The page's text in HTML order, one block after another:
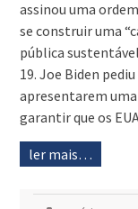
assinou uma
se construir uma
pública
19. Joe Biden
apresentarem
garantir que os
ler mais…